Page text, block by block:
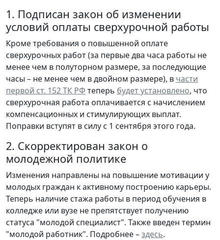
1. Подписан закон об изменении
условий оплаты сверхурочной работы
Кроме требования о повышенной оплате
сверхурочных работ (за первые два часа работы не
менее чем в полуторном размере, за последующие
часы – не менее чем в двойном размере), в части
первой ст. 152 ТК РФ теперь будет установлено, что
сверхурочная работа оплачивается с начислением
компенсационных и стимулирующих выплат.
Поправки вступят в силу с 1 сентября этого года.
2. Скорректирован закон о
молодежной политике
Изменения направлены на повышение мотивации у
молодых граждан к активному построению карьеры.
Теперь наличие стажа работы в период обучения в
колледже или вузе не препятствует получению
статуса "молодой специалист". Также введен термин
"молодой работник". Подробнее –здесь.